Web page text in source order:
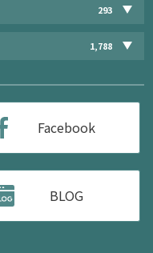
293
1,788
Facebook
BLOG